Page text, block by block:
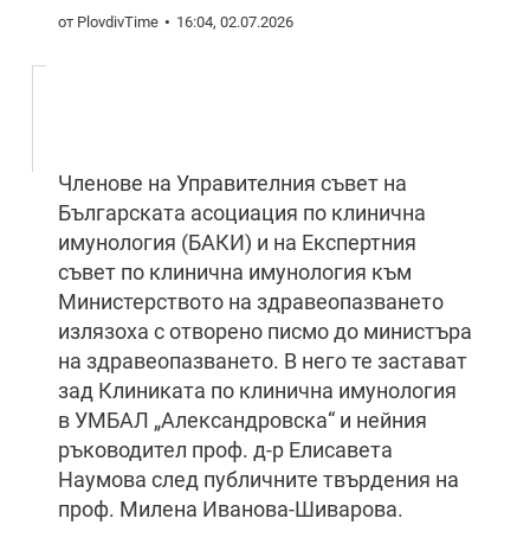
от PlovdivTime 16:04, 02.07.2026
Членове на Управителния съвет на
Българската асоциация по клинична
имунология (БАКИ) и на Експертния
съвет по клинична имунология към
Министерството на здравеопазването
излязоха с отворено писмо до министъра
на здравеопазването. В него те застават
зад Клиниката по клинична имунология
в УМБАЛ „Александровска“ и нейния
ръководител проф. д-р Елисавета
Наумова след публичните твърдения на
проф. Милена Иванова-Шиварова.